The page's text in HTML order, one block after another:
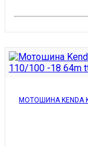
МОТОШИНА KENDA